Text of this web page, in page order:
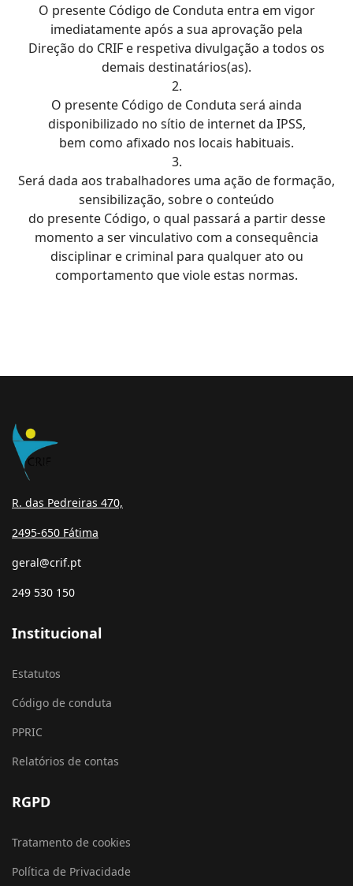
O presente Código de Conduta entra em vigor
imediatamente após a sua aprovação pela
Direção do CRIF e respetiva divulgação a todos os
demais destinatários(as).
2.
O presente Código de Conduta será ainda
disponibilizado no sítio de internet da IPSS,
bem como afixado nos locais habituais.
3.
Será dada aos trabalhadores uma ação de formação,
sensibilização, sobre o conteúdo
do presente Código, o qual passará a partir desse
momento a ser vinculativo com a consequência
disciplinar e criminal para qualquer ato ou
comportamento que viole estas normas.
R. das Pedreiras 470,
2495-650 Fátima
geral@crif.pt
249 530 150
Institucional
Estatutos
Código de conduta
PPRIC
Relatórios de contas
RGPD
Tratamento de cookies
Política de Privacidade